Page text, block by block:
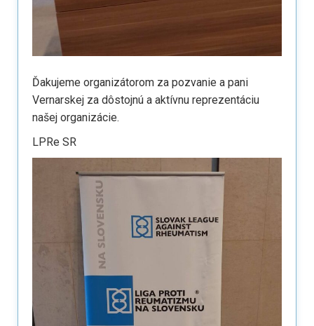
Ďakujeme organizátorom za pozvanie a pani
Vernarskej za dôstojnú a aktívnu reprezentáciu
našej organizácie.
LPRe SR